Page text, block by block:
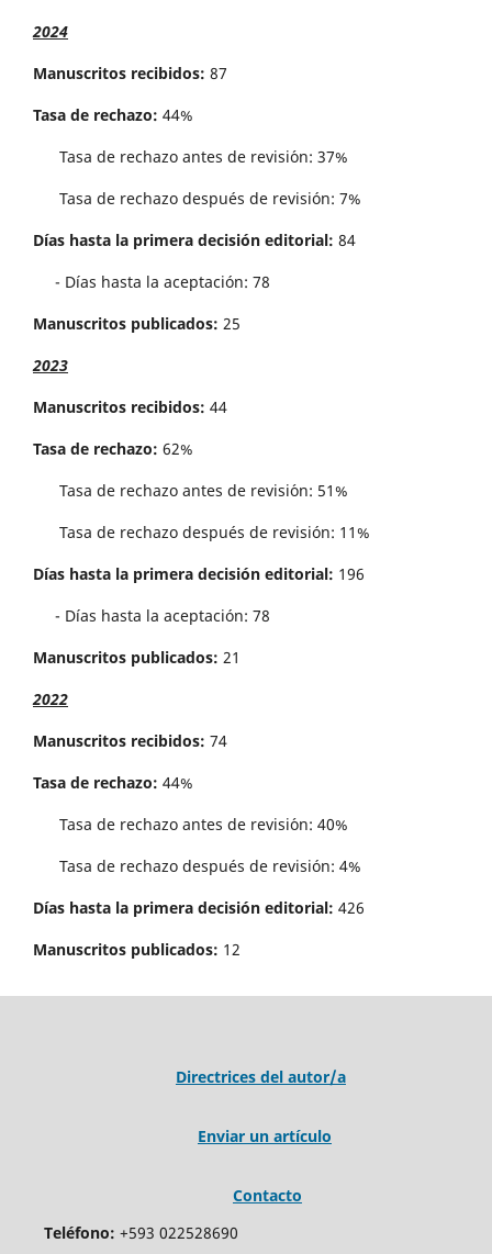
2024
Manuscritos recibidos: 87
Tasa de rechazo: 44%
Tasa de rechazo antes de revisi´on: 37%
Tasa de rechazo después de revisión: 7%
Días hasta la primera decisión editorial: 84
- Días hasta la aceptación: 78
Manuscritos publicados: 25
2023
Manuscritos recibidos: 44
Tasa de rechazo: 62%
Tasa de rechazo antes de revisi´on: 51%
Tasa de rechazo después de revisión: 11%
Días hasta la primera decisión editorial: 196
- Días hasta la aceptación: 78
Manuscritos publicados: 21
2022
Manuscritos recibidos: 74
Tasa de rechazo: 44%
Tasa de rechazo antes de revisi´on: 40%
Tasa de rechazo después de revisión: 4%
Días hasta la primera decisión editorial: 426
Manuscritos publicados: 12
Directrices del autor/a
Enviar un artículo
Contacto
Teléfono: +593 022528690